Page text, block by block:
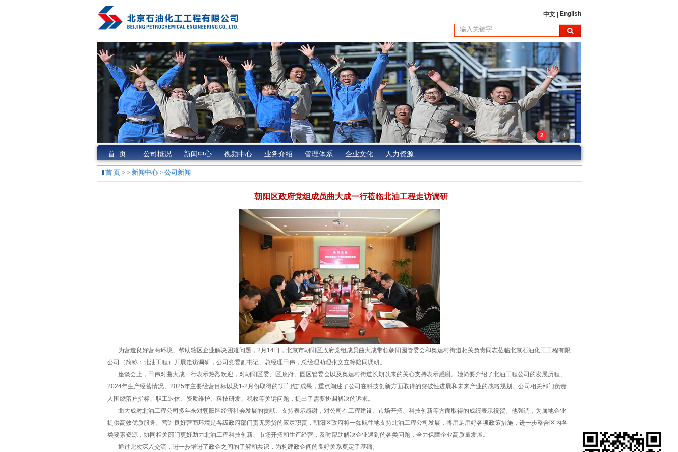
English
中文 |
1 2 3 4
首 页 公司概况 新闻中心 视频中心 业务介绍 管理体系 企业文化 人力资源
首 页 > > 新闻中心 > 公司新闻
朝阳区政府党组成员曲大成一行莅临北油工程走访调研
为营造良好营商环境、帮助辖区企业解决困难问题，2月14日，北京市朝阳区政府党组成员曲大成带领朝阳园管委会和奥运村街道相关负责同志莅临北京石油化工工程有限
公司（简称：北油工程）开展走访调研，公司党委副书记、总经理田伟，总经理助理张文立等陪同调研。
座谈会上，田伟对曲大成一行表示热烈欢迎，对朝阳区委、区政府、园区管委会以及奥运村街道长期以来的关心支持表示感谢。她简要介绍了北油工程公司的发展历程、
2024年生产经营情况、2025年主要经营目标以及1-2月份取得的"开门红"成果，重点阐述了公司在科技创新方面取得的突破性进展和未来产业的战略规划。公司相关部门负责
人围绕落户指标、职工退休、资质维护、科技研发、税收等关键问题，提出了需要协调解决的诉求。
曲大成对北油工程公司多年来对朝阳区经济社会发展的贡献、支持表示感谢，对公司在工程建设、市场开拓、科技创新等方面取得的成绩表示祝贺。他强调，为属地企业
提供高效优质服务、营造良好营商环境是各级政府部门责无旁贷的应尽职责，朝阳区政府将一如既往地支持北油工程公司发展，将用足用好各项政策措施，进一步整合区内各
类要素资源，协同相关部门更好助力北油工程科技创新、市场开拓和生产经营，及时帮助解决企业遇到的各类问题，全力保障企业高质量发展。
通过此次深入交流，进一步增进了政企之间的了解和共识，为构建政企间的良好关系奠定了基础。